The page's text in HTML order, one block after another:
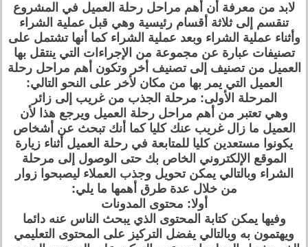
لابد من معرفة أن أهم مراحل رحلة العميل في المشروع
تنقسم إلى ثلاثة أقسام رئيسية وهي قبل عملية الشراء
وأثناء عملية الشراء وبعد عملية الشراء كما أنها تشتمل على
تصنيفات عبارة عن مجموعة من الإجراءات التي ينتقل بها
العميل من تصنيف إلى تصنيف أخر وتكون أهم مراحل رحلة
العميل التي يمر بها من مكان لأخر على النحو التالي:
المرحلة الأولى: مرحلة الجذب من غريب إلى زائر
وهي تعتبر من أهم مراحل رحلة العميل ويرجع هذا لأن
العميل ما زال غريب عنك كليا كما أنك تبحث عن أشخاص
يكونوا مستعدين كليا للمتابعة في رحلة العميل أثناء زيارة
الموقع الإلكتروني الخاص بك حتى الوصول إلى مرحلة
الشراء وبالتالي يمكن تحويل وجذب العملاء ليصبحوا زوار
من خلال عدة طرق أهمها ما يلي:
أولا: محتوى المدونات
وفيها يمكن كتابة المحتوى الذي يبحث الناس عنه دائما
ويهتمون به وبالتالي يفضل التركيز على المحتوى التعليمي